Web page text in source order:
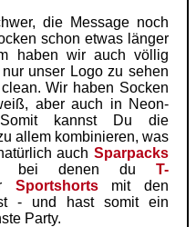
die Message noch
schon etwas länger
haben wir auch völlig
unser Logo zu sehen
Wir haben Socken
aber auch in Neon-
kannst Du die
allem kombinieren, was
auch Sparpacks
bei denen du T-
Sportshortsmit den
- und hast somit ein
Party.